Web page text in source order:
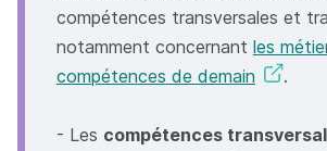
compétences transversales et
notamment concernant les
compétences de demain
.
- Les compétences